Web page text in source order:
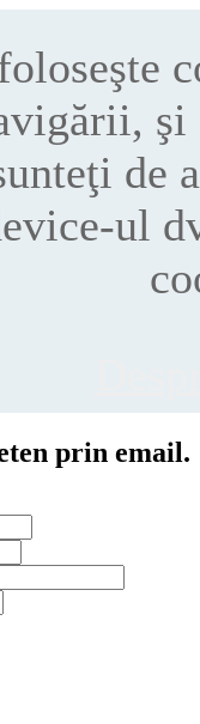
de
ul
prin email.